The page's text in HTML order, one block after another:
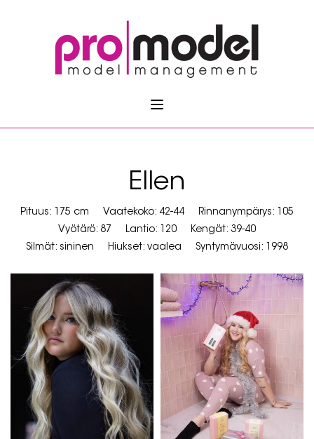
Ellen
Pituus: 175 cm Vaatekoko: 42-44
Rinnanympärys: 105
Vyötärö: 87
Lantio: 120
Kengät: 39-40
Silmät: sininen
Hiukset: vaalea Syntymävuosi: 1998